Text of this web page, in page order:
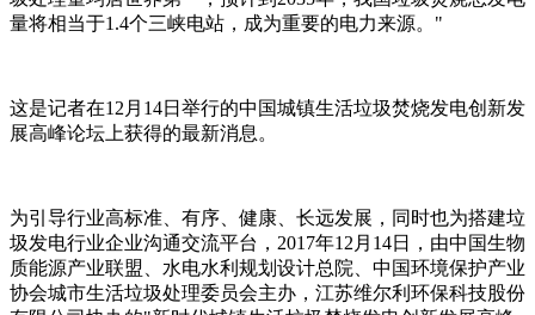
量将相当于1.4个三峡电站，成为重要的电力来源。"
这是记者在12月14日举行的中国城镇生活垃圾焚烧发电创新发
展高峰论坛上获得的最新消息。
为引导行业高标准、有序、健康、长远发展，同时也为搭建垃
圾发电行业企业沟通交流平台，2017年12月14日，由中国生物
质能源产业联盟、水电水利规划设计总院、中国环境保护产业
协会城市生活垃圾处理委员会主办，江苏维尔利环保科技股份